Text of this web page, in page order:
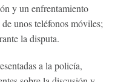
y un enfrentamiento
unos teléfonos móviles;
la disputa.
a la policía,